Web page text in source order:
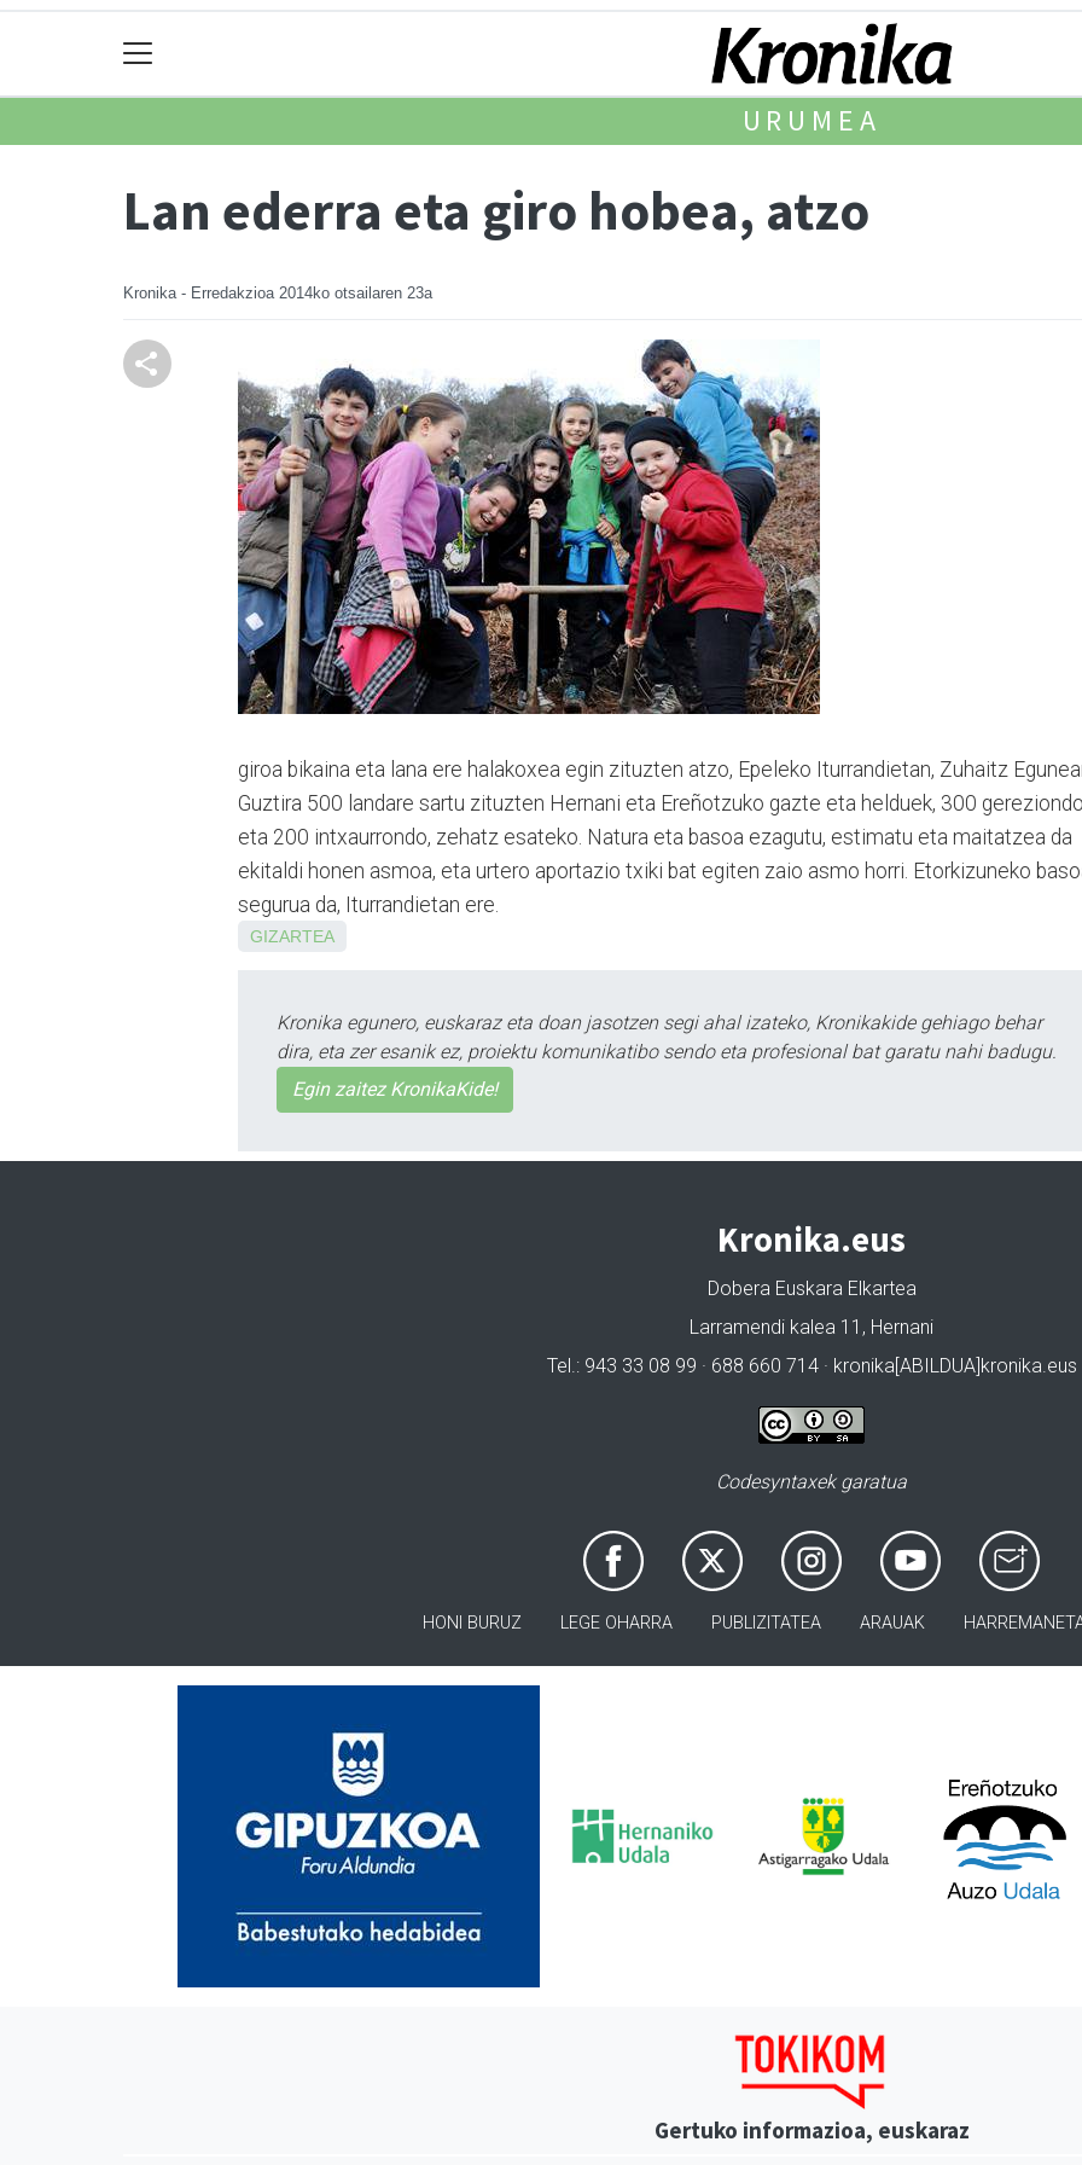
URUMEA
Lan ederra eta giro hobea, atzo
Kronika - Erredakzioa 2014ko otsailaren 23a
giroa bikaina eta lana ere halakoxea egin zituzten atzo, Epeleko Iturrandie­tan, Zuhaitz
Guz­tira 500 landare sartu zituzten Hernani eta Ere­ño­tzuko gazte eta helduek, 300 gere­ziondo
eta 200 intxau­rron­do, zehatz esateko. Na­tura eta basoa ezagutu, esti­ma­tu eta maitatzea da
ekitaldi honen asmoa, eta urtero aportazio txiki bat egiten zaio asmo horri. Etorki­zu­ne­ko
segurua da, Iturrandietan ere.
GIZARTEA
Kronika egunero, euskaraz eta doan jasotzen segi ahal izateko, Kronikakide gehiago behar
dira, eta zer esanik ez, proiektu komunikatibo sendo eta profesional bat garatu nahi badugu.
Egin zaitez KronikaKide!
Kronika.eus
Dobera Euskara Elkartea
Larramendi kalea 11, Hernani
Tel.: 943 33 08 99 · 688 660 714 · kronika[ABILDUA]kronika.eus
Codesyntaxek garatua
HONI BURUZ LEGE OHARRA PUBLIZITATEA ARAUAK
Gertuko informazioa, euskaraz